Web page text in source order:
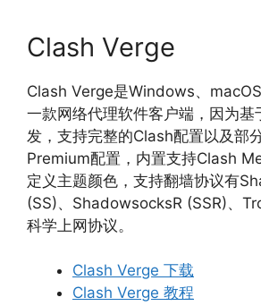
Clash Verge
Clash Verge是Windows、
一款网络代理软件客户端，因为基
发，支持完整的Clash配置以及部
Premium配置，内置支持Clash
定义主题颜色，支持翻墙协议有
(SS)、ShadowsocksR (SSR)、
科学上网协议。
Clash Verge 下载
Clash Verge 教程